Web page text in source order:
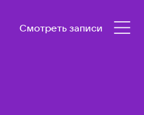
Смотреть записи